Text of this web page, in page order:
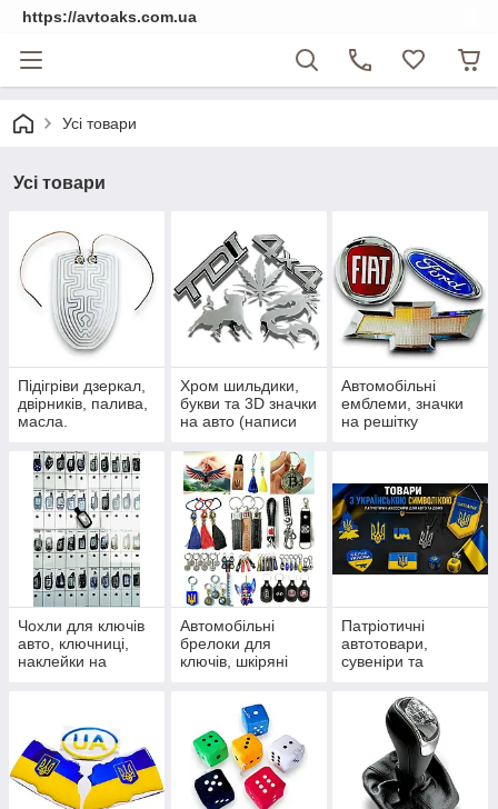
https://avtoaks.com.ua
Усі товари
Усі товари
Підігріви дзеркал,
двірників, палива,
масла.
Хром шильдики,
букви та 3D значки
на авто (написи
Автомобільні
емблеми, значки
на решітку
Чохли для ключів
авто, ключниці,
наклейки на
Автомобільні
брелоки для
ключів, шкіряні
Патріотичні
автотовари,
сувеніри та
українською
символікою